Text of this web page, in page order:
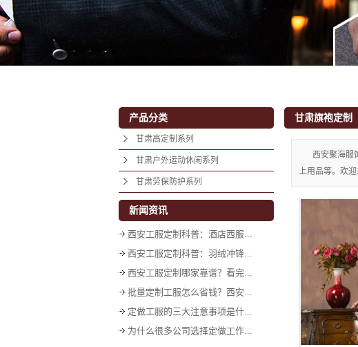
产品分类
甘肃高定制系列
甘肃户外运动休闲系列
甘肃劳保防护系列
新闻资讯
西安工服定制科普：酒店西服...
西安工服定制科普：羽绒冲锋...
西安工服定制哪家靠谱？看完...
批量定制工服怎么省钱？西安...
定做工服的三大注意事项是什...
为什么很多公司选择定做工作...
甘肃旗袍定制
西安聚海服
上用品等。欢